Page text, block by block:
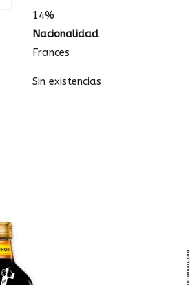
14%
Nacionalidad
Frances
Sin existencias